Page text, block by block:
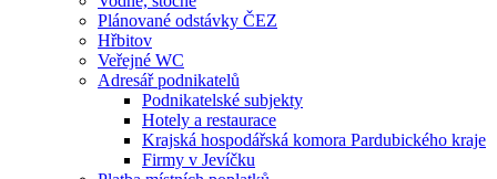
Plánované odstávky ČEZ
Hřbitov
Veřejné WC
Adresář podnikatelů
Podnikatelské subjekty
Hotely a restaurace
Krajská hospodářská komora Pardubického kraje
Firmy v Jevíčku